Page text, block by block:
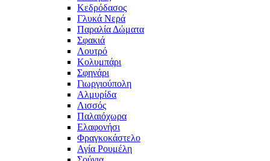
Κεδρόδασος
Γλυκά Νερά
Παραλία Δώματα
Σφακιά
Λουτρό
Κολυμπάρι
Σφηνάρι
Γιωργιούπολη
Αλμυρίδα
Λισσός
Παλαιόχωρα
Ελαφονήσι
Φραγκοκάστελο
Αγία Ρουμέλη